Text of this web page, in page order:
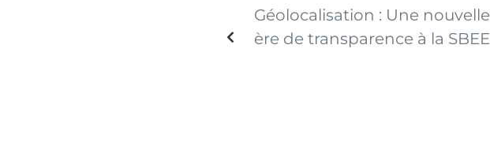
Géolocalisation : Une nouvelle
ère de transparence à la SBEE